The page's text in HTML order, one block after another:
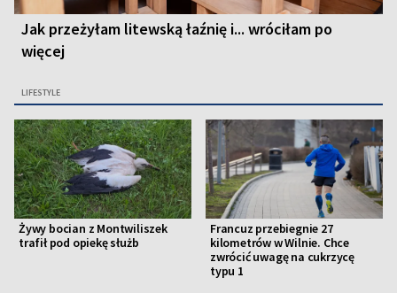
Jak przeżyłam litewską łaźnię i... wróciłam po
więcej
LIFESTYLE
Żywy bocian z Montwiliszek
trafił pod opiekę służb
Francuz przebiegnie 27
kilometrów w Wilnie. Chce
zwrócić uwagę na cukrzycę
typu 1